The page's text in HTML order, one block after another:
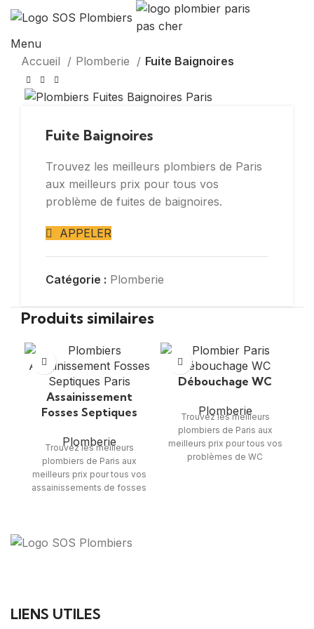
Menu
Accueil
Plomberie Fuite Baignoires
Fuite Baignoires
Trouvez les meilleurs plombiers de Paris
aux meilleurs prix pour tous vos
problème de fuites de baignoires.
APPELER
Catégorie : Plomberie
Produits similaires
Assainissement
Fosses Septiques
Plomberie
Trouvez les meilleurs
plombiers de Paris aux
meilleurs prix pour tous vos
assainissements de fosses
Débouchage WC
Plomberie
Trouvez les meilleurs
plombiers de Paris aux
meilleurs prix pour tous vos
problèmes de WC
LIENS UTILES